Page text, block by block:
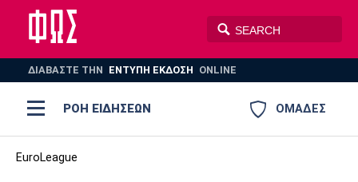
ΔΙΑΒΑΣΤΕ THN ΕΝΤΥΠΗ ΕΚΔΟΣΗ ONLINE
ΟΜΑΔΕΣ
ΡΟΗ ΕΙΔΗΣΕΩΝ
ΠΟΔΟΣΦΑΙΡΟ
Ποδόσφαιρο
EuroLeague